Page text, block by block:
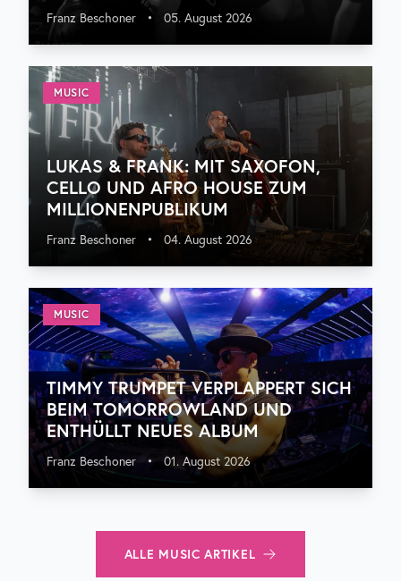
Franz Beschoner • 05. August 2026
MUSIC
LUKAS & FRANK: MIT SAXOFON,
CELLO UND AFRO HOUSE ZUM
MILLIONENPUBLIKUM
Franz Beschoner • 04. August 2026
MUSIC
TIMMY TRUMPET VERPLAPPERT SICH
BEIM TOMORROWLAND UND
ENTHÜLLT NEUES ALBUM
Franz Beschoner • 01. August 2026
ALLE MUSIC ARTIKEL